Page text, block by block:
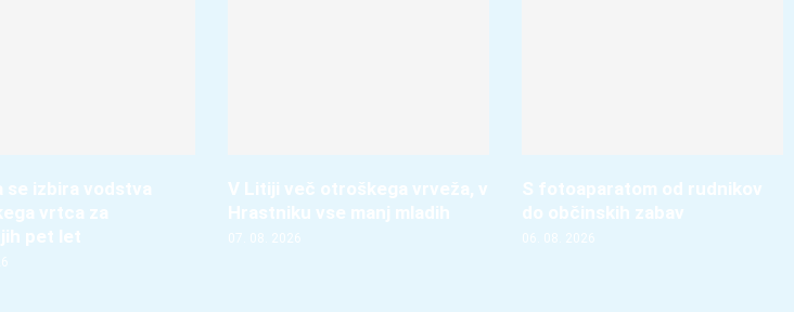
se izbira vodstva
vrtca za
pet let
V Litiji več otroškega vrveža, v
Hrastniku vse manj mladih
07. 08. 2026
S fotoaparatom od rudnikov
do občinskih zabav
06. 08. 2026